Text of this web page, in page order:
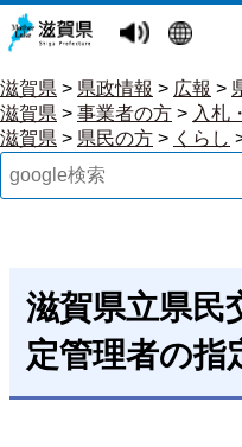
滋賀県 > 県政情報 > 広報 >
滋賀県 > 事業者の方 > 入札
滋賀県 > 県民の方 > くらし
滋賀県立県民
定管理者の指